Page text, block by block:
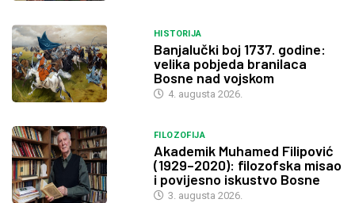
HISTORIJA
Banjalučki boj 1737. godine:
velika pobjeda branilaca
Bosne nad vojskom
4. augusta 2026.
FILOZOFIJA
Akademik Muhamed Filipović
(1929–2020): filozofska misao
i povijesno iskustvo Bosne
3. augusta 2026.